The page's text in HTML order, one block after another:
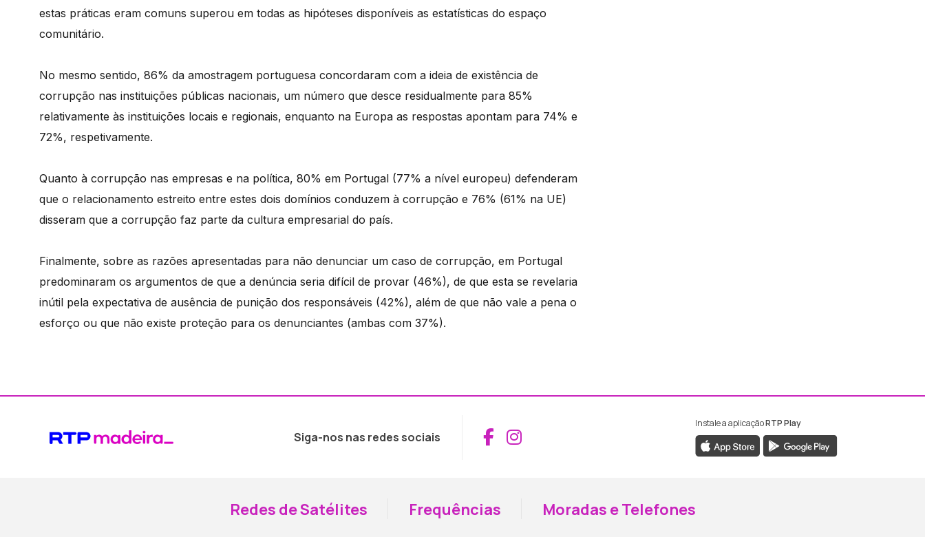
estas práticas eram comuns superou em todas as hipóteses disponíveis as estatísticas do espaço
comunitário.
No mesmo sentido, 86% da amostragem portuguesa concordaram com a ideia de existência de
corrupção nas instituições públicas nacionais, um número que desce residualmente para 85%
relativamente às instituições locais e regionais, enquanto na Europa as respostas apontam para 74% e
72%, respetivamente.
Quanto à corrupção nas empresas e na política, 80% em Portugal (77% a nível europeu) defenderam
que o relacionamento estreito entre estes dois domínios conduzem à corrupção e 76% (61% na UE)
disseram que a corrupção faz parte da cultura empresarial do país.
Finalmente, sobre as razões apresentadas para não denunciar um caso de corrupção, em Portugal
predominaram os argumentos de que a denúncia seria difícil de provar (46%), de que esta se revelaria
inútil pela expectativa de ausência de punição dos responsáveis (42%), além de que não vale a pena o
esforço ou que não existe proteção para os denunciantes (ambas com 37%).
Siga-nos nas redes sociais Aceder ao Facebook da RTP Madeira
Aceder ao Instagram da RTP Madeira
Instale a aplicaçãoRTP Play
Redes de Satélites Frequências Moradas e Telefones